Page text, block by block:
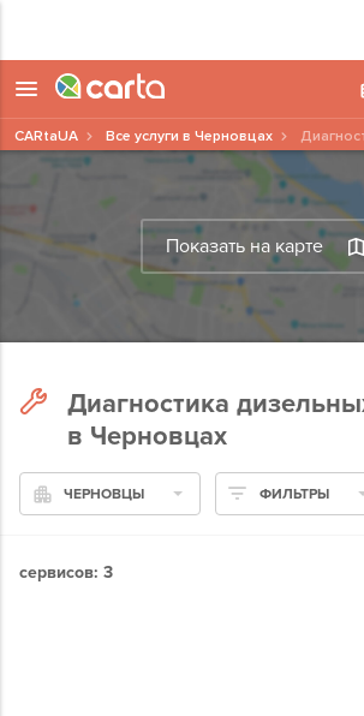
Показать на карте
CARtaUA Все услуги в Черновцах
Диагностика
в Черновцах
ЧЕРНОВЦЫ ФИЛЬТРЫ
сервисов: 3